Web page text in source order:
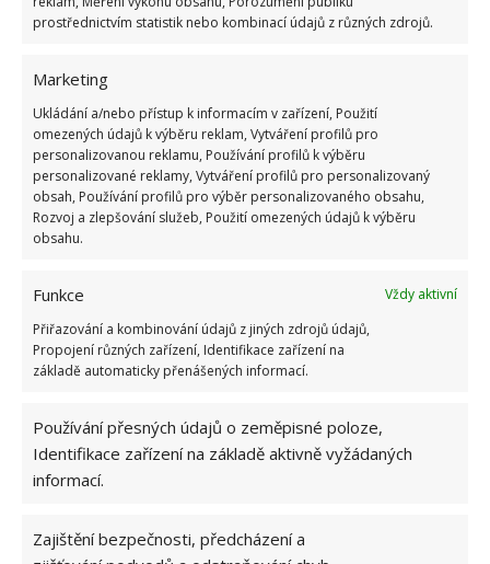
prostřednictvím statistik nebo kombinací údajů z různých zdrojů.
Marketing
Ukládání a/nebo přístup k informacím v zařízení, Použití
omezených údajů k výběru reklam, Vytváření profilů pro
personalizovanou reklamu, Používání profilů k výběru
personalizované reklamy, Vytváření profilů pro personalizovaný
obsah, Používání profilů pro výběr personalizovaného obsahu,
Rozvoj a zlepšování služeb, Použití omezených údajů k výběru
obsahu.
Funkce
Vždy aktivní
Přiřazování a kombinování údajů z jiných zdrojů údajů,
Propojení různých zařízení, Identifikace zařízení na
základě automaticky přenášených informací.
Používání přesných údajů o zeměpisné poloze,
Identifikace zařízení na základě aktivně vyžádaných
informací.
Zajištění bezpečnosti, předcházení a
Terén kolem domu je klidný a vybízí k aktivním
procházkách na čerstvém vzduchu. Svou činnost
můžete navíc ukončit ve vlastních lázních, které již
byly zmíněny. Dům má všechny vlastnosti
skandinávského stylu a je vytvořen právě pro jeho
milovníky.
V posledních letech se tento styl oblíbený, protože
spojuje pohodlí domova s okolní přírodou. Spojení
prostor, kam se budete rádi vracet. Pokud se chcete
na dům podívat blíž nebo se dozvědět další
informace, odešlete registrační formulář na webu